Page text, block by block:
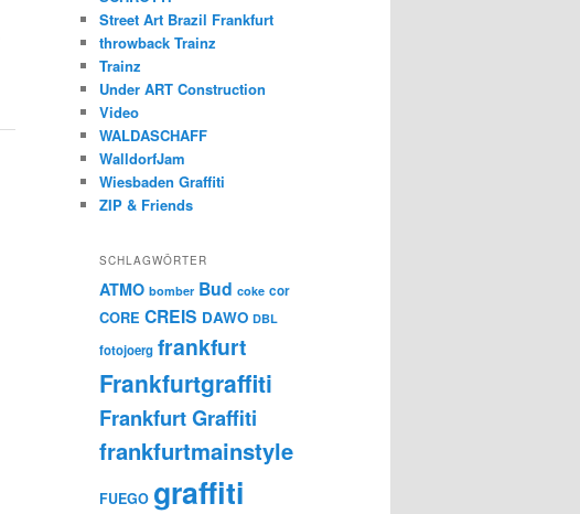
Street Art Brazil Frankfurt
throwback Trainz
Trainz
Under ART Construction
Video
WALDASCHAFF
WalldorfJam
Wiesbaden Graffiti
ZIP & Friends
SCHLAGWÖRTER
ATMO bomber Bud coke cor
CORE CREIS DAWO DBL
fotojoerg frankfurt
Frankfurtgraffiti
Frankfurt Graffiti
frankfurtmainstyle
FUEGO graffiti